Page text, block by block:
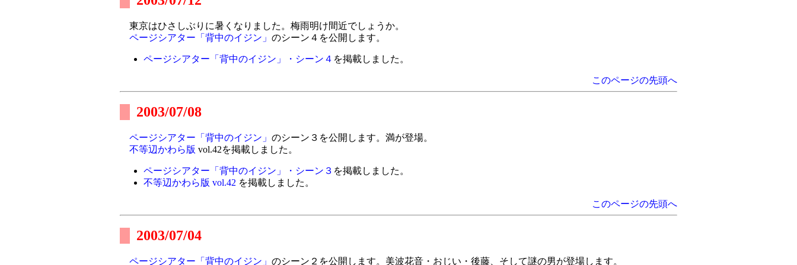
東京はひさしぶりに暑くなりました。梅雨明け間近でしょうか。
ページシアター「背中のイジン」 のシーン４を公開します。
ページシアター「背中のイジン」・シーン４ を掲載しました。
このページの先頭へ
2003/07/08
ページシアター「背中のイジン」 のシーン３を公開します。満が登場。
不等辺かわら版 vol.42を掲載しました。
ページシアター「背中のイジン」・シーン３ を掲載しました。
不等辺かわら版 vol.42 を掲載しました。
このページの先頭へ
2003/07/04
ページシアター「背中のイジン」 のシーン２を公開します。美波花音・おじい・後藤、そして謎の男が登場します。